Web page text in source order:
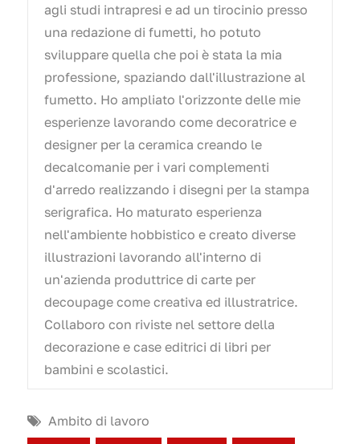
agli studi intrapresi e ad un tirocinio presso
una redazione di fumetti, ho potuto
sviluppare quella che poi è stata la mia
professione, spaziando dall'illustrazione al
fumetto. Ho ampliato l'orizzonte delle mie
esperienze lavorando come decoratrice e
designer per la ceramica creando le
decalcomanie per i vari complementi
d'arredo realizzando i disegni per la stampa
serigrafica. Ho maturato esperienza
nell'ambiente hobbistico e creato diverse
illustrazioni lavorando all'interno di
un'azienda produttrice di carte per
decoupage come creativa ed illustratrice.
Collaboro con riviste nel settore della
decorazione e case editrici di libri per
bambini e scolastici.
Ambito di lavoro